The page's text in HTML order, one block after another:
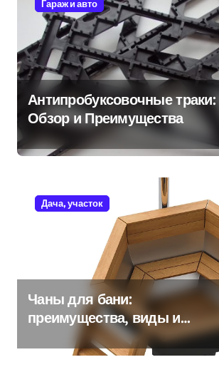
Гараж и авто
Антипробуксовочные траки:
Обзор и Преимущества
Дача, участок
Чаны для бани:
преимущества, виды и
особенности использования